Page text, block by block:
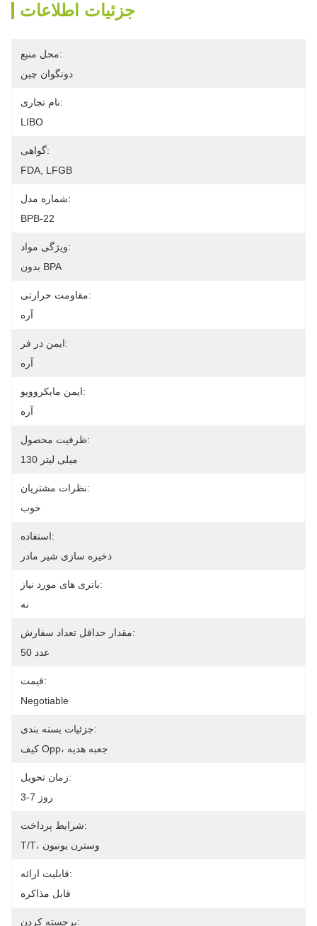
جزئیات اطلاعات
محل منبع:
دونگوان چین
نام تجاری:
LIBO
گواهی:
FDA, LFGB
شماره مدل:
BPB-22
ویژگی مواد:
بدون BPA
مقاومت حرارتی:
آره
ایمن در فر:
آره
ایمن مایکروویو:
آره
ظرفیت محصول:
130 میلی لیتر
نظرات مشتریان:
خوب
استفاده:
ذخیره سازی شیر مادر
باتری های مورد نیاز:
نه
مقدار حداقل تعداد سفارش:
50 عدد
قیمت:
Negotiable
جزئیات بسته بندی:
کیف Opp، جعبه هدیه
زمان تحویل:
3-7 روز
شرایط پرداخت:
T/T، وسترن یونیون
قابلیت ارائه:
قابل مذاکره
برجسته کردن: